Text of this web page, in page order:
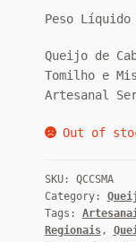
Peso Líquido
Queijo de
Tomilho e
Artesanal
Out of
SKU: QCCSMA
Category:
Tags:
Regionais,